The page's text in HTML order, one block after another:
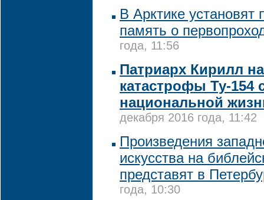
В Арктике установят
память о
года, 11:56
Патриарх Кирилл
катастрофы Ту-154
национальной
декабря 2016 года, 11:42
Произведения
искусства на
представят в
года, 10:30